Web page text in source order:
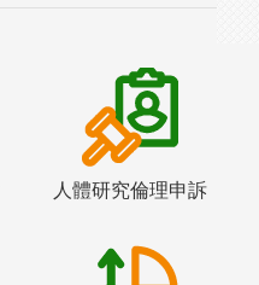
人體研究倫理申訴